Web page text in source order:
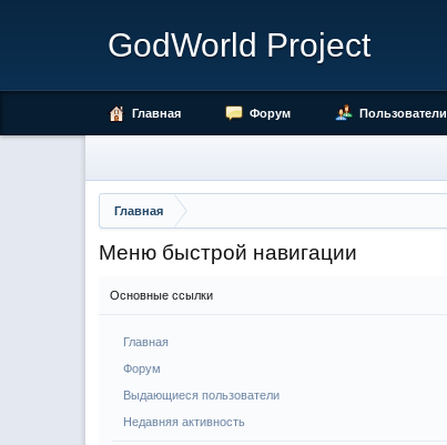
Главная
Меню быстрой навигации
Основные ссылки
Главная
Форум
Выдающиеся пользователи
Недавняя активность
GodWorld Project
Главная Форум Пользователи